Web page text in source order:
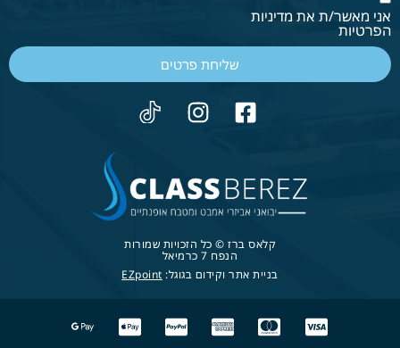
אני מאשר/ת את מדיניות
הפרטיות
שליחת פרטים
קלאס ברז © כל הזכויות שמורות
הנפח 7 כרמיאל
בניית אתר וקידום בגוגל: EZpoint